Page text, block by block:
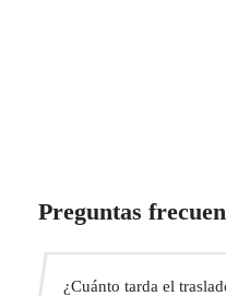
Preguntas
¿Cuánto tarda el